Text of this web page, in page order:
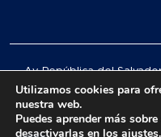
Av. República del
Centro Comercial
© 2026 Todos
Utilizamos cookies para
nuestra web.
Puedes aprender más
desactivarlas en los ajustes.